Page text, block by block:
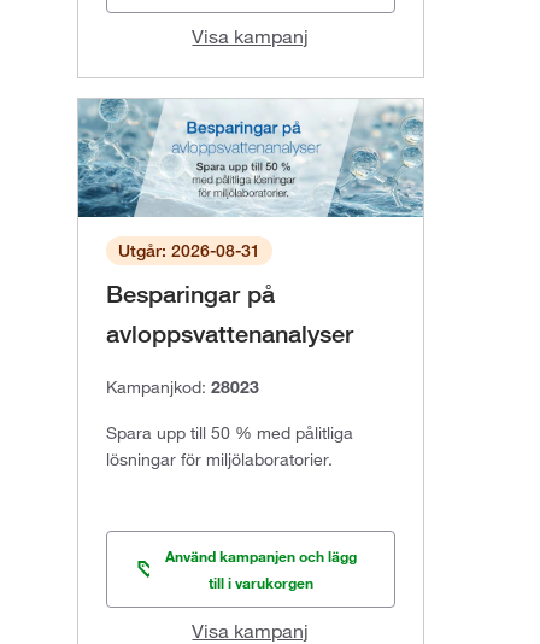
Visa kampanj
Utgår: 2026-08-31
Besparingar på
avloppsvattenanalyser
Kampanjkod: 28023
Spara upp till 50 % med pålitliga
lösningar för miljölaboratorier.
Använd kampanjen och lägg
till i varukorgen
Visa kampanj